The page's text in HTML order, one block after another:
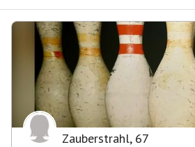
Zauberstrahl, 67